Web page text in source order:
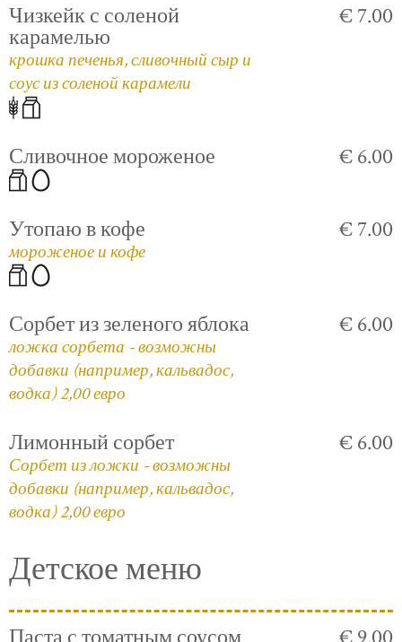
Чизкейк с соленой
карамелью
крошка печенья, сливочный сыр и
соус из соленой карамели
€ 7.00
Сливочное мороженое € 6.00
Утопаю в кофе
мороженое и кофе
€ 7.00
Сорбет из зеленого яблока
ложка сорбета - возможны
добавки (например, кальвадос,
водка) 2,00 евро
€ 6.00
Лимонный сорбет
Сорбет из ложки - возможны
добавки (например, кальвадос,
водка) 2,00 евро
€ 6.00
Детское меню